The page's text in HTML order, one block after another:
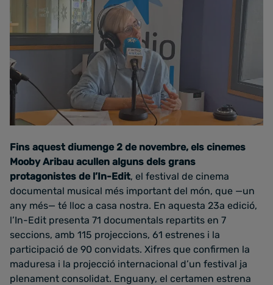
Fins aquest diumenge 2 de novembre, els cinemes
Mooby Aribau acullen alguns dels grans
protagonistes de l’In-Edit, el festival de cinema
documental musical més important del món, que —un
any més— té lloc a casa nostra. En aquesta 23a edició,
l’In-Edit presenta 71 documentals repartits en 7
seccions, amb 115 projeccions, 61 estrenes i la
participació de 90 convidats. Xifres que confirmen la
maduresa i la projecció internacional d’un festival ja
plenament consolidat. Enguany, el certamen estrena